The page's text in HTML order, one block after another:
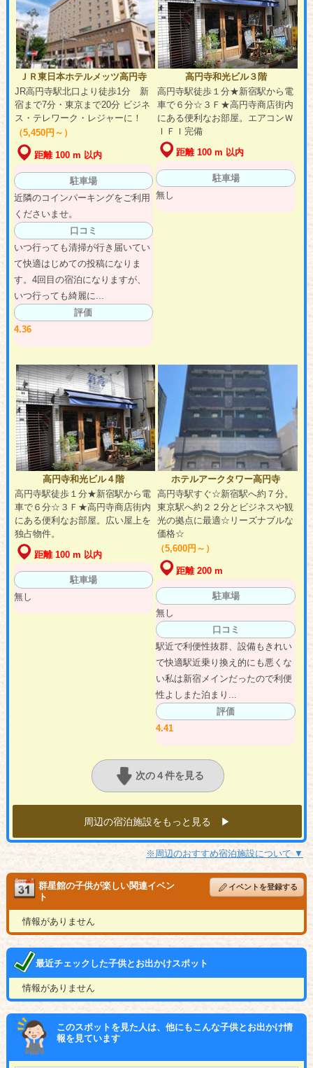
ＪＲ東日本ホテルメッツ高円寺
JR高円寺駅北口より徒歩1分 新
宿まで7分・東京まで20分 ビジネ
ス・テレワーク・レジャーに！
（5,450円～）
距離 100 m 以内
駐車場
近隣のコインパーキングをご利用
くださいませ。
口コミ
いつ行っても清掃が行き届いてい
て快適はじめての投稿になりま
す。4回目の宿泊になりますが、
いつ行っても綺麗に...
評価
4.36
高円寺和光ビル３階
高円寺駅徒歩１分★新宿駅から電
車で６分☆３Ｆ★高円寺商店街内
にある便利なお部屋。エアコンＷ
ＩＦＩ完備
距離 100 m 以内
駐車場
無し
高円寺和光ビル４階
高円寺駅徒歩１分★新宿駅から電
車で６分☆３Ｆ★高円寺商店街内
にある便利なお部屋。広い屋上を
独占物件。
距離 100 m 以内
駐車場
無し
ホテルアークタワー高円寺
高円寺駅すぐ☆新宿駅へ約７分。
東京駅へ約２２分とビジネスや観
光の拠点に最適☆リーズナブルな
価格☆
（5,600円～）
距離 200 m
駐車場
無し
口コミ
駅近で利便性抜群、設備もきれい
で快適駅近乗り換え的にも悪くな
い私は新宿メインだったので利便
性よしまた泊まり...
評価
4.41
次の４件を見る
周辺の宿泊施設をもっと見る ▶︎
※周辺のおすすめ宿泊施設について ▼
群星館の子供が楽しい関連イベン
ト
イベントを登録する
情報がありません
最近チェックした子供とお出かけスポット
情報がありません
このスポットを見た人は、他にもこんな子供とお出かけ情
報を見ています